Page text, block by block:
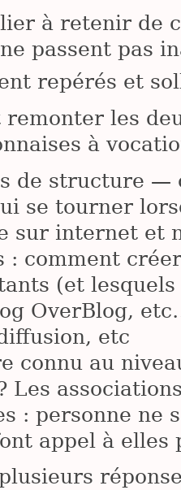
à retenir de
passent pas
repérés et
les
à
de structure
se tourner
sur internet et
: comment
(et
OverBlog,
etc
connu au
Les
: personne ne
appel à